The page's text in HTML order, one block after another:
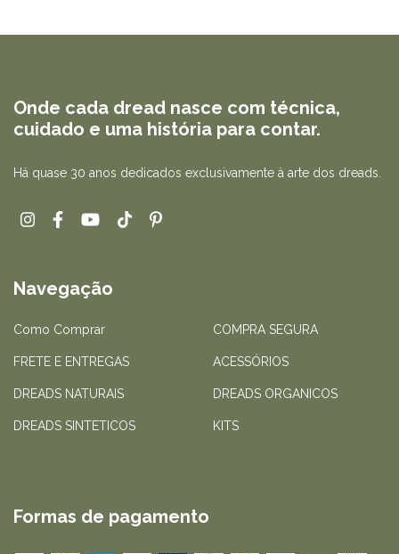
Onde cada dread nasce com técnica,
cuidado e uma história para contar.
Há quase 30 anos dedicados exclusivamente à arte dos dreads.
Navegação
Como Comprar COMPRA SEGURA
FRETE E ENTREGAS ACESSÓRIOS
DREADS NATURAIS DREADS ORGANICOS
DREADS SINTETICOS KITS
Formas de pagamento